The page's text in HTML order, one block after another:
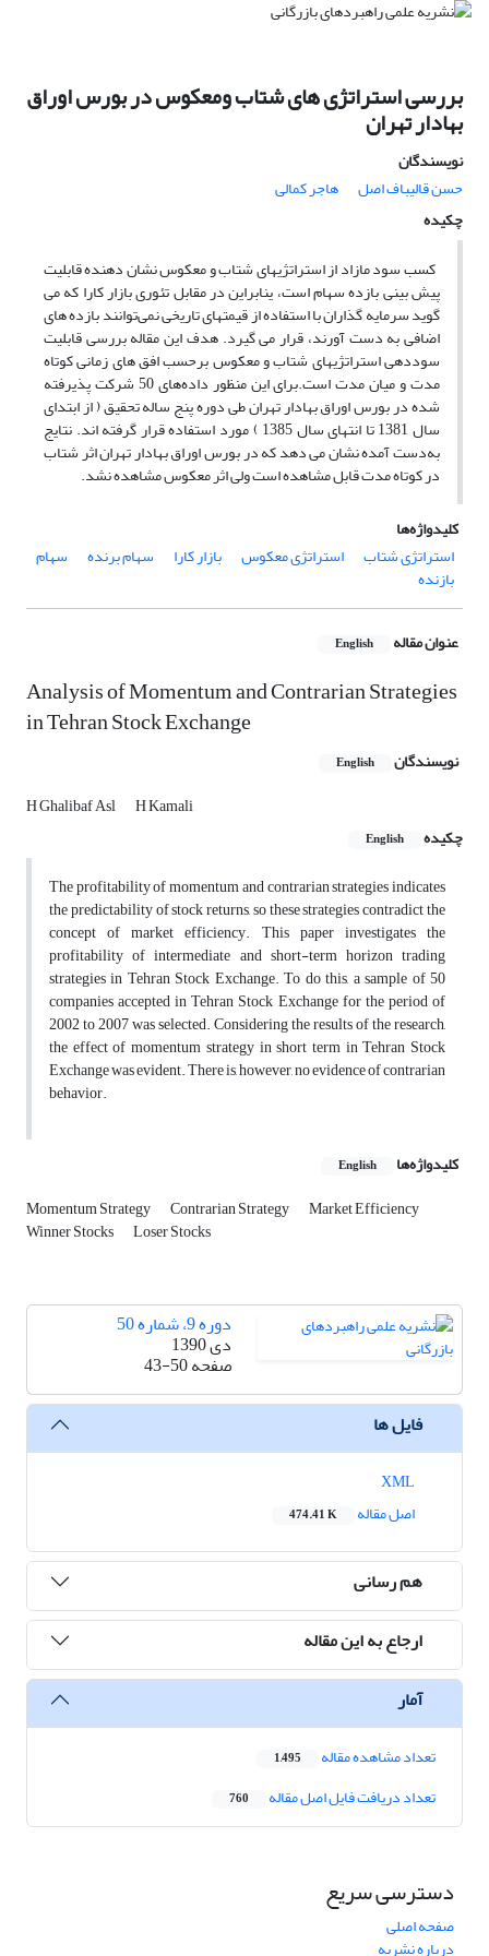
بررسی استراتژی های شتاب ومعکوس در بورس اوراق
بهادار تهران
نویسندگان
حسن قالیباف اصل
هاجر کمالی
چکیده
کسب سود مازاد از استراتژیهای شتاب و معکوس نشان دهنده قابلیت
پیش بینی بازده سهام است، ینابراین در مقابل تئوری بازار کارا که می
گوید سرمایه گذاران با استفاده از قیمتهای تاریخی نمی‌توانند بازده های
اضافی به دست آورند، قرار می گیرد. هدف این مقاله بررسی قابلیت
سوددهی استراتژیهای شتاب و معکوس برحسب افق های زمانی کوتاه
مدت و میان مدت است.برای این منظور داده‌های 50 شرکت پذیرفته
شده در بورس اوراق بهادار تهران طی دوره پنج ساله تحقیق ( از ابتدای
سال 1381 تا انتهای سال 1385 ) مورد استفاده قرار گرفته اند. نتایج
به‌دست آمده نشان می دهد که در بورس اوراق بهادار تهران اثر شتاب
در کوتاه مدت قابل مشاهده است ولی اثر معکوس مشاهده نشد.
کلیدواژه‌ها
استراتژی شتاب
استراتژی معکوس بازار کارا سهام برنده سهام
بازنده
عنوان مقاله English
Analysis of Momentum and Contrarian Strategies
in Tehran Stock Exchange
نویسندگان English
H Ghalibaf Asl
H Kamali
چکیده
English
The profitability of momentum and contrarian strategies indicates
the predictability of stock returns, so these strategies contradict the
concept of market efficiency. This paper investigates the
profitability of intermediate and short-term horizon trading
strategies in Tehran Stock Exchange. To do this, a sample of 50
companies accepted in Tehran Stock Exchange for the period of
2002 to 2007 was selected. Considering the results of the research,
the effect of momentum strategy in short term in Tehran Stock
Exchange was evident. There is, however, no evidence of contrarian
behavior.
کلیدواژه‌ها English
Momentum Strategy Contrarian Strategy Market Efficiency
Winner Stocks Loser Stocks
دوره 9، شماره 50
دی 1390
صفحه43-50
فایل ها
اصل مقاله
474.41 K
هم رسانی
ارجاع به این مقاله
آمار
تعداد مشاهده مقاله 1,495
تعداد دریافت فایل اصل مقاله 760
دسترسی سریع
صفحه اصلی
درباره نشریه